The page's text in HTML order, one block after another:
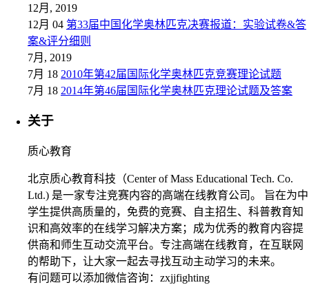
12月, 2019
12月 04 第33届中国化学奥林匹克决赛报道：实验试卷&答
案&评分细则
7月, 2019
7月 18 2010年第42届国际化学奥林匹克竞赛理论试题
7月 18 2014年第46届国际化学奥林匹克理论试题及答案
关于
质心教育
北京质心教育科技（Center of Mass Educational Tech. Co.
Ltd.) 是一家专注竞赛内容的高端在线教育公司。 旨在为中
学生提供高质量的，免费的竞赛、自主招生、科普教育知
识和高效率的在线学习解决方案；成为优秀的教育内容提
供商和师生互动交流平台。专注高端在线教育，在互联网
的帮助下，让大家一起去寻找互动主动学习的未来。
有问题可以添加微信咨询：zxjjfighting